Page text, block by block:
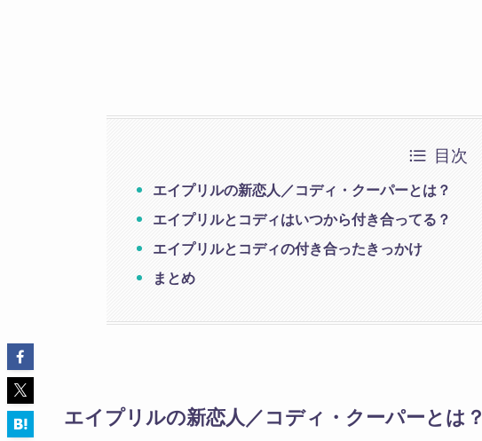
目次
エイプリルの新恋人／コディ・クーパーとは？
エイプリルとコディはいつから付き合ってる？
エイプリルとコディの付き合ったきっかけ
まとめ
エイプリルの新恋人／コディ・クーパーとは？